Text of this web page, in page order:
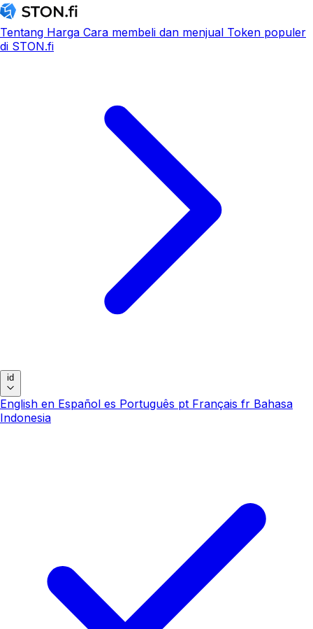
Tentang Harga Cara membeli dan menjual Token populer
di STON.fi
id
English en Español es Português pt Français fr Bahasa
Indonesia